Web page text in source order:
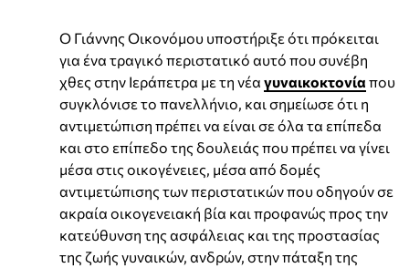
Ο Γιάννης Οικονόμου υποστήριξε ότι πρόκειται
για ένα τραγικό περιστατικό αυτό που συνέβη
χθες στην Ιεράπετρα με τη νέα γυναικοκτονία που
συγκλόνισε το πανελλήνιο, και σημείωσε ότι η
αντιμετώπιση πρέπει να είναι σε όλα τα επίπεδα
και στο επίπεδο της δουλειάς που πρέπει να γίνει
μέσα στις οικογένειες, μέσα από δομές
αντιμετώπισης των περιστατικών που οδηγούν σε
ακραία οικογενειακή βία και προφανώς προς την
κατεύθυνση της ασφάλειας και της προστασίας
της ζωής γυναικών, ανδρών, στην πάταξη της